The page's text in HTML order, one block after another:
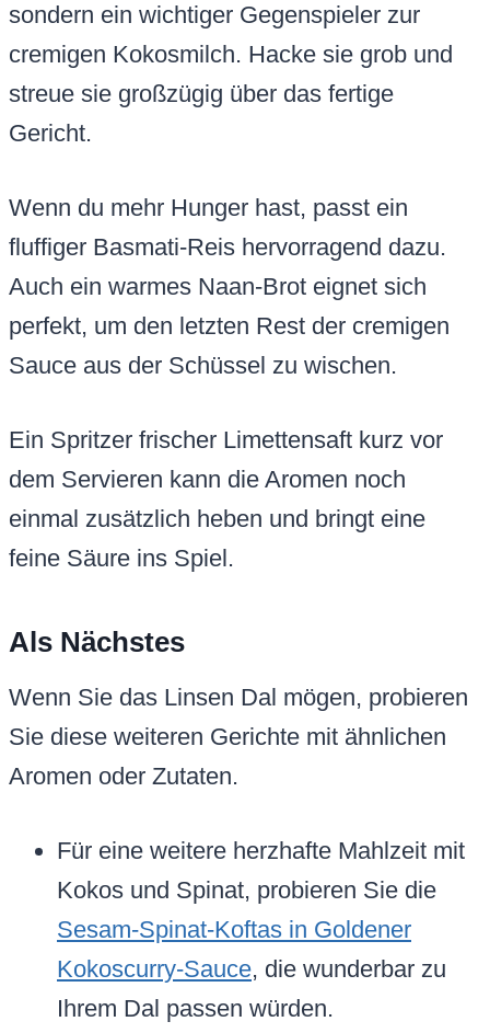
sondern ein wichtiger Gegenspieler zur
cremigen Kokosmilch. Hacke sie grob und
streue sie großzügig über das fertige
Gericht.
Wenn du mehr Hunger hast, passt ein
fluffiger Basmati-Reis hervorragend dazu.
Auch ein warmes Naan-Brot eignet sich
perfekt, um den letzten Rest der cremigen
Sauce aus der Schüssel zu wischen.
Ein Spritzer frischer Limettensaft kurz vor
dem Servieren kann die Aromen noch
einmal zusätzlich heben und bringt eine
feine Säure ins Spiel.
Als Nächstes
Wenn Sie das Linsen Dal mögen, probieren
Sie diese weiteren Gerichte mit ähnlichen
Aromen oder Zutaten.
Für eine weitere herzhafte Mahlzeit mit
Kokos und Spinat, probieren Sie die
Sesam-Spinat-Koftas in Goldener
Kokoscurry-Sauce, die wunderbar zu
Ihrem Dal passen würden.